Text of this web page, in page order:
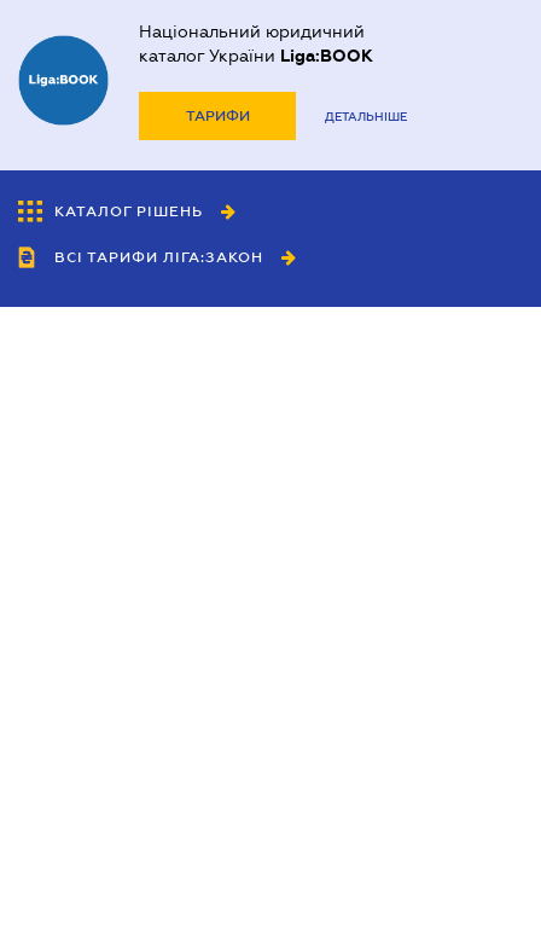
Національний юридичний
каталог України Liga:BOOK
ТАРИФИ ДЕТАЛЬНІШЕ
КАТАЛОГ РІШЕНЬ
ВСІ ТАРИФИ ЛІГА:ЗАКОН